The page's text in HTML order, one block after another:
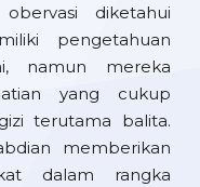
diketahui
pengetahuan
namun mereka
yang cukup
terutama balita.
memberikan
dalam rangka